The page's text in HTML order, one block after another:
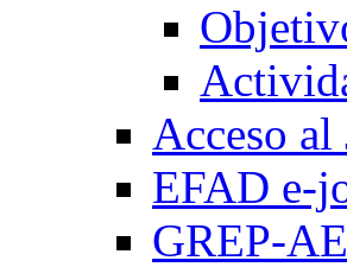
Acceso
EFAD e-
GREP-